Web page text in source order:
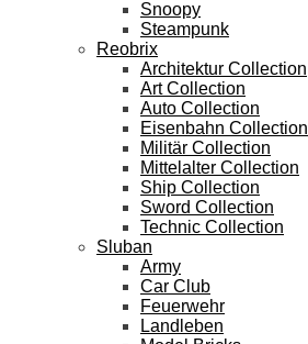
Snoopy
Steampunk
Reobrix
Architektur Collection
Art Collection
Auto Collection
Eisenbahn Collection
Militär Collection
Mittelalter Collection
Ship Collection
Sword Collection
Technic Collection
Sluban
Army
Car Club
Feuerwehr
Landleben